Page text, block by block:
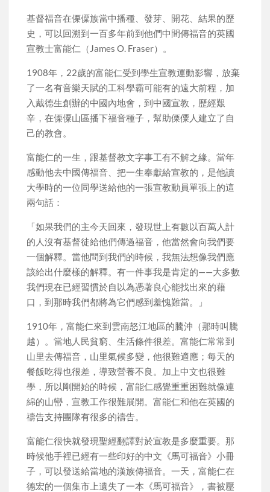
基督福音在傈僳族當中播種、發芽、開花、結果的歷
史，可以回溯到一百多年前到他們中間傳福音的英國
宣教士富能仁（James O. Fraser）。
1908年，22歲的富能仁受到學生宣教運動影響，放棄
了一名有音樂天賦的工科學霸可能有的遠大前程，加
入戴德生創辦的中國內地會，到中國宣教，歷經艱
辛，在傈僳山區播下福音種子，幫助傈僳人建立了自
己的教會。
富能仁的一生，跟基督教文字事工有不解之緣。當年
感動他去中國傳福音、把一生奉獻給宣教的，是他讀
大學時的一位同學送給他的一張宣教動員單張上的這
兩句話：
「如果我們的主今天回來，發現世上有數以百萬人計
的人沒有基督徒給他們傳過福音，他當然會向我們要
一個解釋。當他問到我們的時候，我無法想像我們應
該給出什麼樣的解釋。有一件事我是肯定的——大多數
我們現在已經習慣於自以為憑著良心能找出來的藉
口，到那時我們都將為它們感到羞愧難當。」
1910年，富能仁來到雲南怒江地區的騰沖（那時叫騰
越）。當地人民貧窮、生活條件很差。富能仁常常到
山里去傳福音，山里氣候多變，他很難適應；每天的
餐飯吃得也很差，導致營養不良。加上中文也很難
學，所以剛開始的時候，富能仁感覺重重困難就像連
綿的山巒，宣教工作很難展開。富能仁和他在英國的
禱告支持團隊有很多的禱告。
富能仁很快就發現聖經翻譯對於宣教是多麼重要。那
時候他手裡已經有一些印好的中文《馬可福音》小冊
子，可以發送給當地的漢族傳福音。一天，富能仁在
德宏的一個集市上遺失了一本《馬可福音》，書被壓